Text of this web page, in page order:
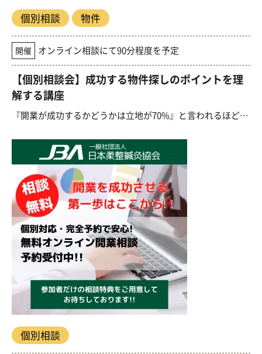
個別相談 物件
開催 オンライン相談にて90分程度を予定
【個別相談会】成功する物件探しのポイントを理
解する講座
『開業が成功するかどうかは立地が70%』と言われるほど、物件の選定は接骨院開業において重要なポイントで
個別相談